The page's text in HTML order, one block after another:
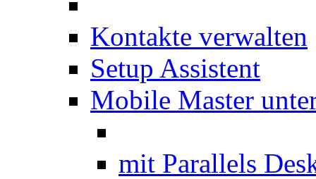
Kontakte verwalten
Setup Assistent
Mobile Master
mit Parallels